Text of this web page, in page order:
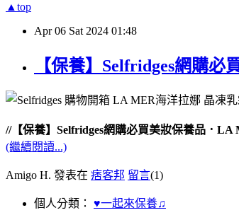
▲top
Apr 06 Sat 2024 01:48
【保養】Selfridges網購
//【保養】Selfridges網購必買美妝保養品．
(繼續閱讀...)
Amigo H. 發表在 痞客邦 留言(1)
個人分類： ♥一起來保養♫